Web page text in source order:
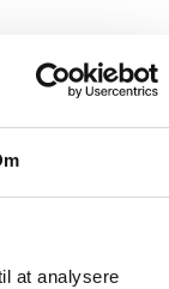
at analysere